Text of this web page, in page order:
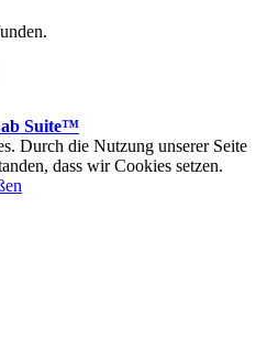
Suite™
Durch die Nutzung unserer Seite
dass wir Cookies setzen.